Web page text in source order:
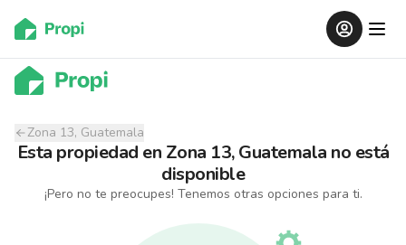
Zona 13, Guatemala
Esta propiedad en Zona 13, Guatemala no está
disponible
¡Pero no te preocupes! Tenemos otras opciones para ti.